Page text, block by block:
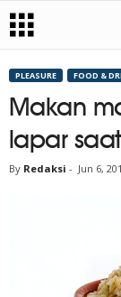
PLEASURE FOOD &
Makan
lapar
By Redaksi - Jun 6,